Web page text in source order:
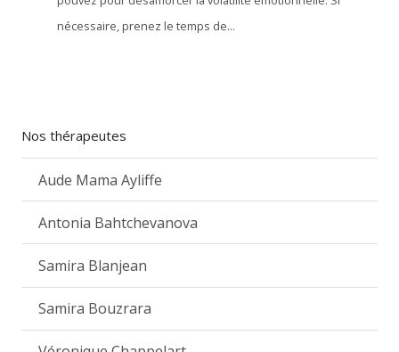
nécessaire, prenez le temps de...
Nos thérapeutes
Aude Mama Ayliffe
Antonia Bahtchevanova
Samira Blanjean
Samira Bouzrara